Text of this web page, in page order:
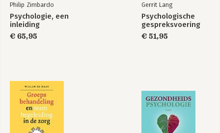
Philip Zimbardo
Psychologie, een
inleiding
€ 65,95
Gerrit Lang
Psychologische
gespreksvoering
€ 51,95